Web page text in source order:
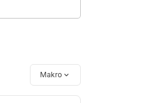
Makro